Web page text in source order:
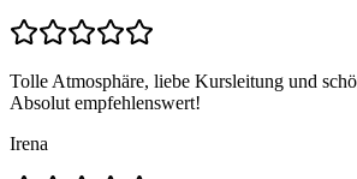
Tolle Atmosphäre, liebe Kursleitung und
Absolut empfehlenswert!
Irena